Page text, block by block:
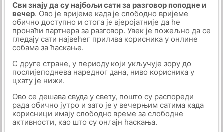
Сви знају да су најбољи сати за разговор поподне и
вечер. Ово је вријеме када је слободно вријеме
обично доступно и стога је вјеројатније да ће
пронаћи партнера за разговор. Увек је пожељно да се
гледају сати највећег прилива корисника у онлине
собама за ћаскање.
С друге стране, у периоду који укључује зору до
послијеподнева наредног дана, ниво корисника у
цхату је нижи.
Ово се дешава свуда у свету, пошто су распореди
рада обично јутро и зато је у вечерњим сатима када
корисници имају слободно време за слободне
активности, као што су онлајн ћаскања.